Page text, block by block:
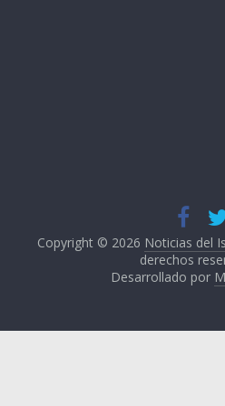
Copyright © 2026 Noticias del
derechos
Desarrollado por